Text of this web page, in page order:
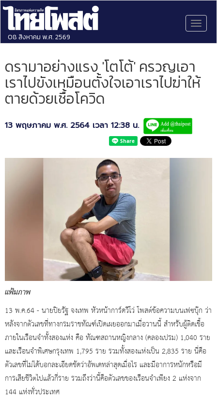
08 สิงหาคม พ.ศ. 2569
ดรามาอย่างแรง 'โตโต้' ครวญเอา
เราไปขังเหมือนตั้งใจเอาเราไปฆ่าให้
ตายด้วยเชื้อโควิด
13 พฤษภาคม พ.ศ. 2564 เวลา 12:38 น.
แฟ้มภาพ
13 พ.ค.64 - นายปิยรัฐ จงเทพ หัวหน้าการ์ดวีโว่ โพสต์ข้อความบนเฟซบุ๊ก ว่า
หลังจากตัวเลขที่ทางกรมราชทัณฑ์เปิดเผยออกมาเมื่อวานนี้ สำหรับผู้ติดเชื้อ
ภายในเรือนจำทั้งสองแห่ง คือ ทัณฑสถานหญิงกลาง (คลองเปรม) 1,040 ราย
และเรือนจำพิเศษกรุงเทพ 1,795 ราย รวมทั้งสองแห่งเป็น 2,835 ราย นี่คือ
ตัวเลขที่ไม่ได้บอกละเอียดชัดว่าอัพเดทล่าสุดเมื่อไร และมีอาการหนักหรือมี
การเสียชีวิตไปแล้วกี่ราย รวมถึงว่านี้คือตัวเลขของเรือนจำเพียง 2 แห่งจาก
144 แห่งทั่วประเทศ